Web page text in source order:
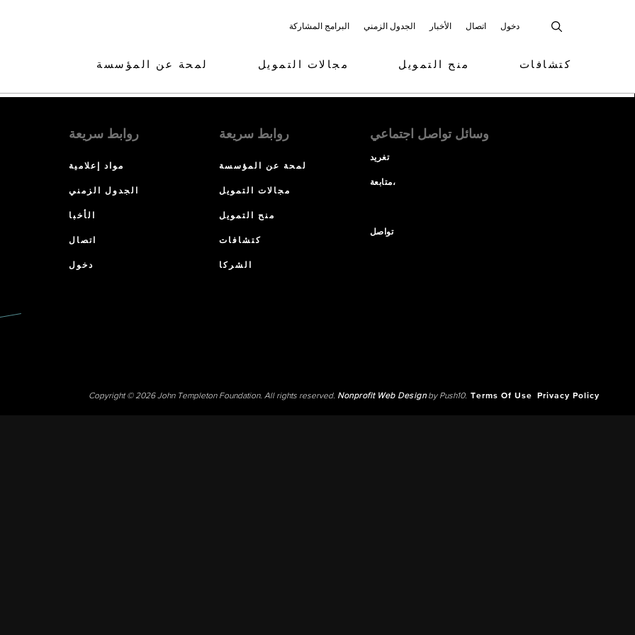
البرامج المشاركة الجدول الزمني الأخبار اتصال دخول
لمحة عن المؤسسة مجالات التمويل منح التمويل كتشافات
روابط سريعة
مواد إعلامية
الجدول الزمني
الأخبا
اتصال
دخول
روابط سريعة
لمحة عن المؤسسة
مجالات التمويل
منح التمويل
كتشافات
الشركا
وسائل تواصل اجتماعي
تغريد
متابعة،
تواصل
Copyright © 2026 John Templeton Foundation. All rights reserved. Nonprofit Web Designby Push10. Terms Of Use Privacy Policy